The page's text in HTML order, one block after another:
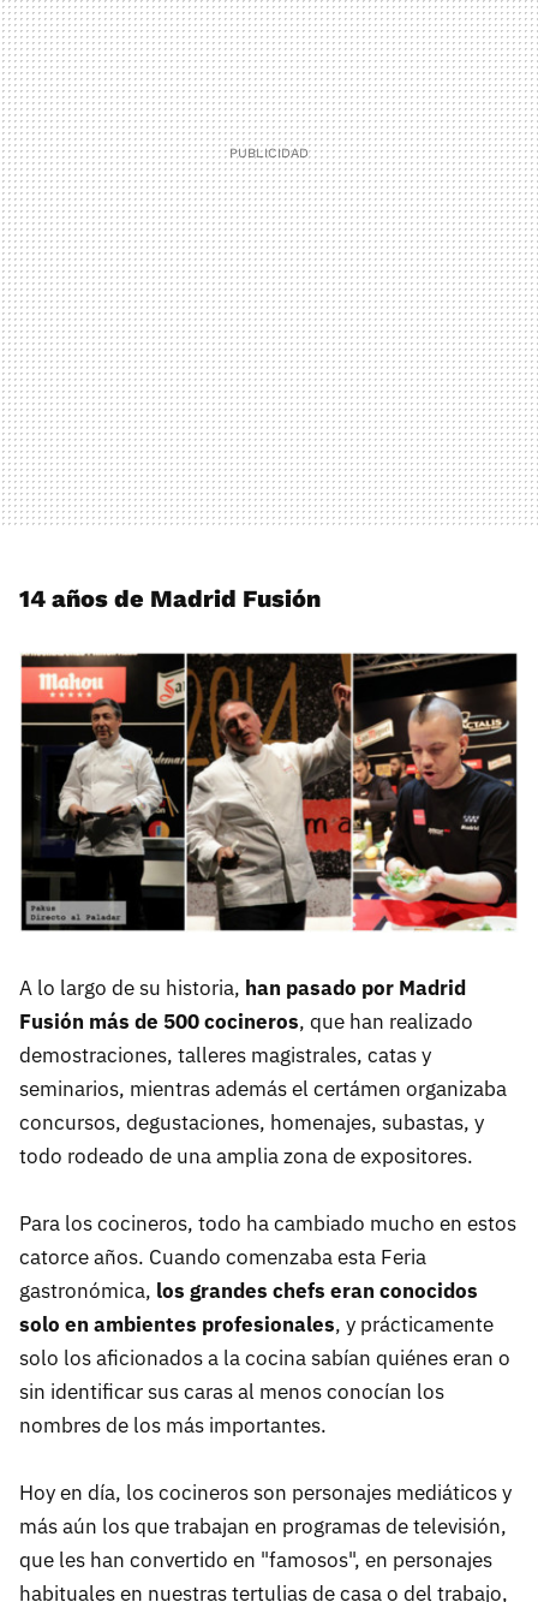
14 años de Madrid Fusión
A lo largo de su historia, han pasado por Madrid
Fusión más de 500 cocineros, que han realizado
demostraciones, talleres magistrales, catas y
seminarios, mientras además el certámen organizaba
concursos, degustaciones, homenajes, subastas, y
todo rodeado de una amplia zona de expositores.
Para los cocineros, todo ha cambiado mucho en estos
catorce años. Cuando comenzaba esta Feria
gastronómica, los grandes chefs eran conocidos
solo en ambientes profesionales, y prácticamente
solo los aficionados a la cocina sabían quiénes eran o
sin identificar sus caras al menos conocían los
nombres de los más importantes.
Hoy en día, los cocineros son personajes mediáticos y
más aún los que trabajan en programas de televisión,
que les han convertido en "famosos", en personajes
habituales en nuestras tertulias de casa o del trabajo,